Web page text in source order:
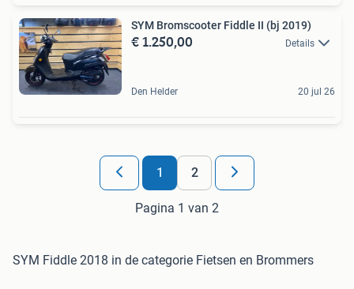
SYM Bromscooter Fiddle II (bj 2019)
€ 1.250,00 Details
Den Helder 20 jul 26
1 2
Pagina 1 van 2
SYM Fiddle 2018 in de categorie Fietsen en Brommers